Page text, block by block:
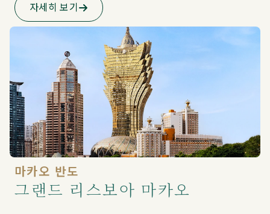
자세히 보기
마카오 반도
그랜드 리스보아 마카오